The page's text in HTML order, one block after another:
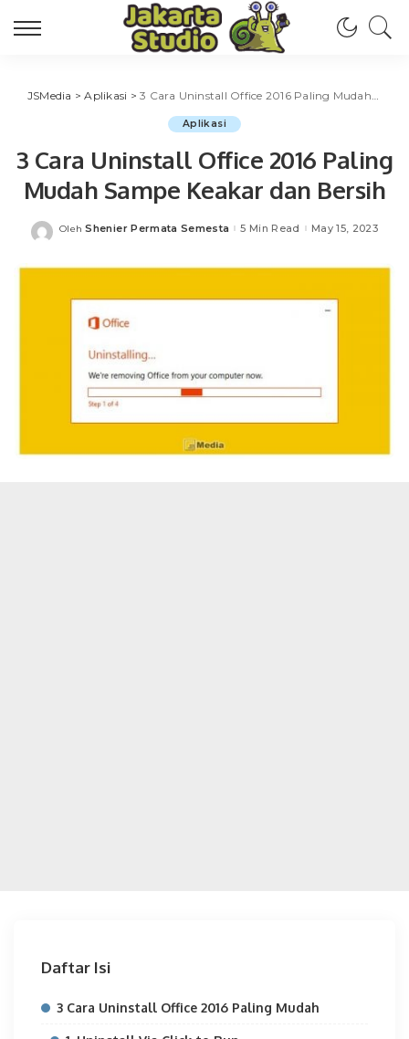
JSMedia >Aplikasi >3 Cara Uninstall Office 2016 Paling Mudah Sampe Keakar dan Bersih
Aplikasi
3 Cara Uninstall Office 2016 Paling
Mudah Sampe Keakar dan Bersih
Posted
Oleh Shenier Permata Semesta 5 Min Read May 15, 2023
Daftar Isi
3 Cara Uninstall Office 2016 Paling Mudah